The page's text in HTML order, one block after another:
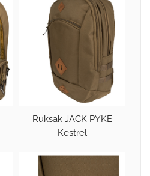
Ruksak JACK PYKE
Kestrel